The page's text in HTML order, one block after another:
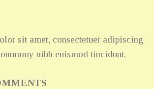
sit amet, consectetuer adipiscing
nibh euismod tincidunt.